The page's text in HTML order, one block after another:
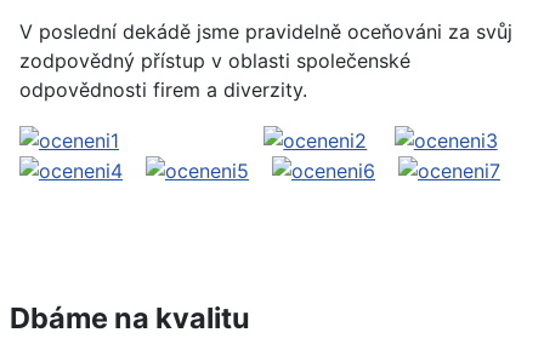
V poslední dekádě jsme pravidelně oceňováni za svůj
zodpovědný přístup v oblasti společenské
odpovědnosti firem a diverzity.
Dbáme na kvalitu